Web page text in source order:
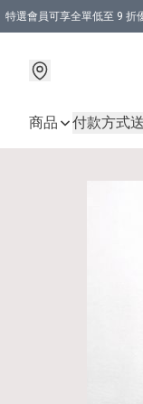
特選會員可享全單低至 9 折
商品 付款方式